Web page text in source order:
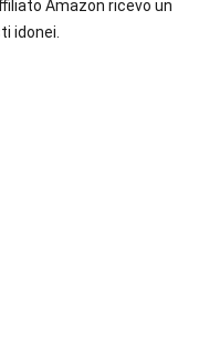
Amazon ricevo un
idonei.